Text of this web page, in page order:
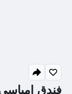
فندق امباسي